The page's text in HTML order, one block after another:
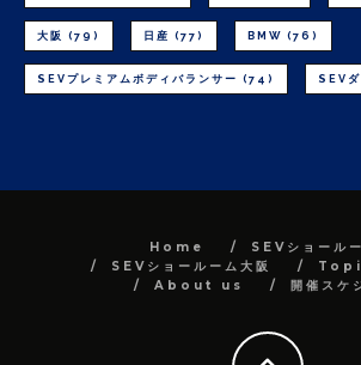
大阪 (79) 日産 (77) BMW (76)
SEVプレミアムボディバランサー (74) SEV
Home
SEVショール
SEVショールーム大阪
About us
開催スケ